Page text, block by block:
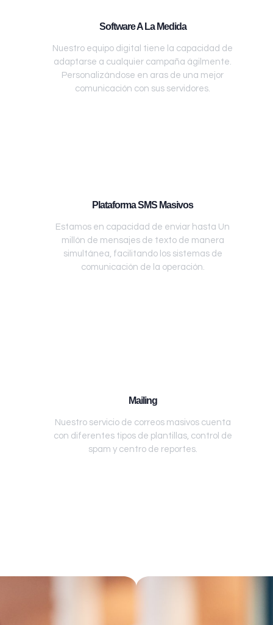
Software A La Medida
Nuestro equipo digital tiene la capacidad de
adaptarse a cualquier campaña ágilmente.
Personalizándose en aras de una mejor
comunicación con sus servidores.
Plataforma SMS Masivos
Estamos en capacidad de enviar hasta Un
millón de mensajes de texto de manera
simultánea, facilitando los sistemas de
comunicación de la operación.
Mailing
Nuestro servicio de correos masivos cuenta
con diferentes tipos de plantillas, control de
spam y centro de reportes.